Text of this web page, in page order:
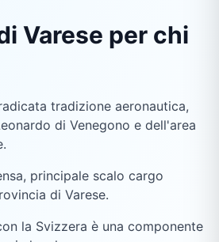
Varese per chi
tradizione aeronautica,
di Venegono e dell'area
principale scalo cargo
di Varese.
la Svizzera è una componente